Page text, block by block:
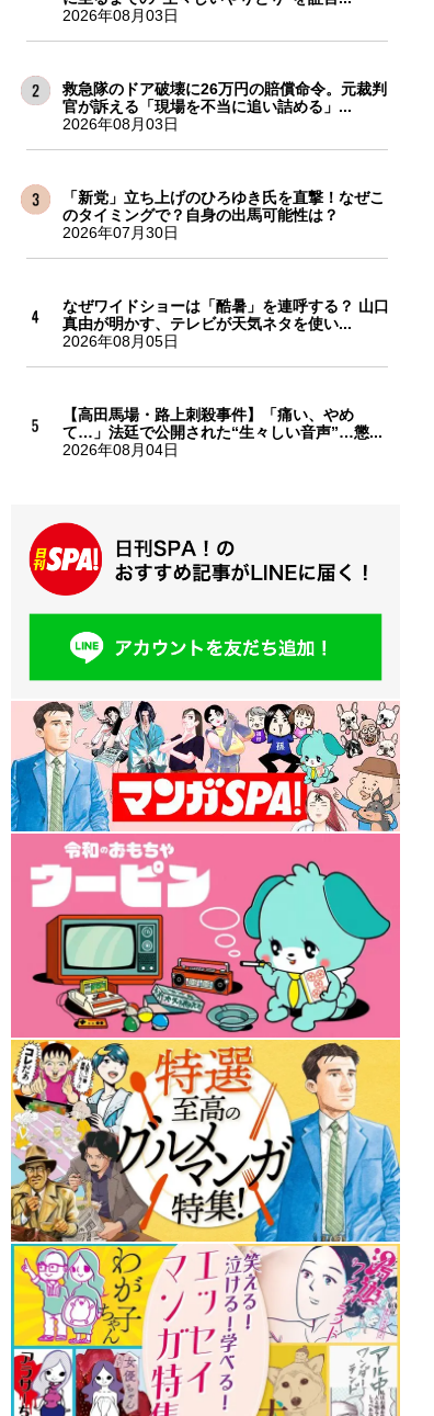
2026年08月03日
救急隊のドア破壊に26万円の賠償命令。元裁判
官が訴える「現場を不当に追い詰める」...
2026年08月03日
「新党」立ち上げのひろゆき氏を直撃！なぜこ
のタイミングで？自身の出馬可能性は？
2026年07月30日
なぜワイドショーは「酷暑」を連呼する？ 山口
真由が明かす、テレビが天気ネタを使い...
2026年08月05日
【高田馬場・路上刺殺事件】「痛い、やめ
て…」法廷で公開された“生々しい音声”…懲...
2026年08月04日